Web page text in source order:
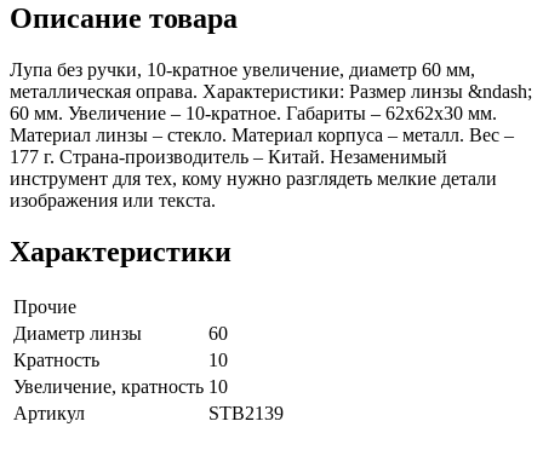
Описание товара
Лупа без ручки, 10-кратное увеличение, диаметр 60 мм,
металлическая оправа. Характеристики: Размер линзы &ndash;
60 мм. Увеличение – 10-кратное. Габариты – 62х62х30 мм.
Материал линзы – стекло. Материал корпуса – металл. Вес –
177 г. Страна-производитель – Китай. Незаменимый
инструмент для тех, кому нужно разглядеть мелкие детали
изображения или текста.
Характеристики
Прочие
Диаметр линзы
60
Кратность
10
Увеличение, кратность 10
Артикул
STB2139